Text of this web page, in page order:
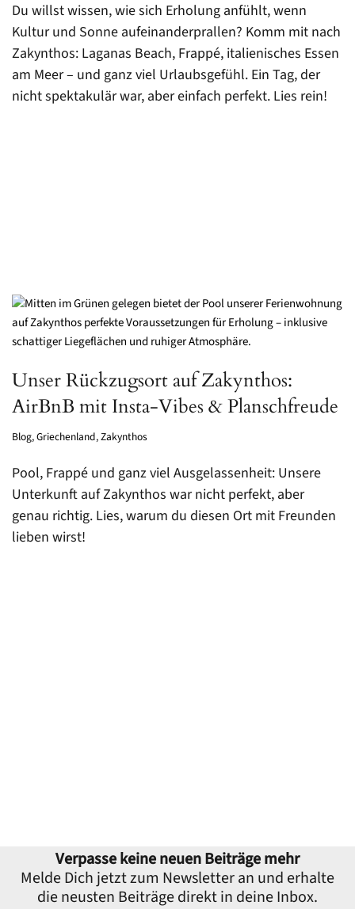
Du willst wissen, wie sich Erholung anfühlt, wenn
Kultur und Sonne aufeinanderprallen? Komm mit nach
Zakynthos: Laganas Beach, Frappé, italienisches Essen
am Meer – und ganz viel Urlaubsgefühl. Ein Tag, der
nicht spektakulär war, aber einfach perfekt. Lies rein!
Unser Rückzugsort auf Zakynthos:
AirBnB mit Insta-Vibes & Planschfreude
Blog,Griechenland,Zakynthos
Pool, Frappé und ganz viel Ausgelassenheit: Unsere
Unterkunft auf Zakynthos war nicht perfekt, aber
genau richtig. Lies, warum du diesen Ort mit Freunden
lieben wirst!
Verpasse keine neuen Beiträge mehr
Melde Dich jetzt zum Newsletter an und erhalte
die neusten Beiträge direkt in deine Inbox.